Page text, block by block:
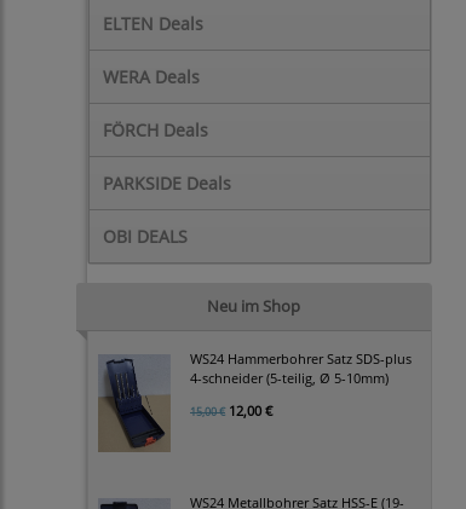
ELTEN Deals
WERA Deals
FÖRCH Deals
PARKSIDE Deals
OBI DEALS
Neu im Shop
WS24 Hammerbohrer Satz SDS-plus
4-schneider (5-teilig, Ø 5-10mm)
15,00 € 12,00 €
WS24 Metallbohrer Satz HSS-E (19-